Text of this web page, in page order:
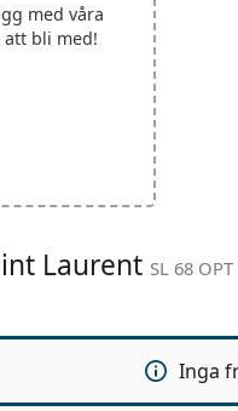
med våra
bli med!
Laurent SL 68
Inga